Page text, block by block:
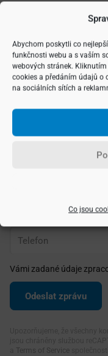
Abychom poskytli co
funkčnosti webu a s vaším
webových stránek.
cookies a předáním údajů o
na sociálních sítích a
Co jsou
Vámi zadané údaje
Terms of Service